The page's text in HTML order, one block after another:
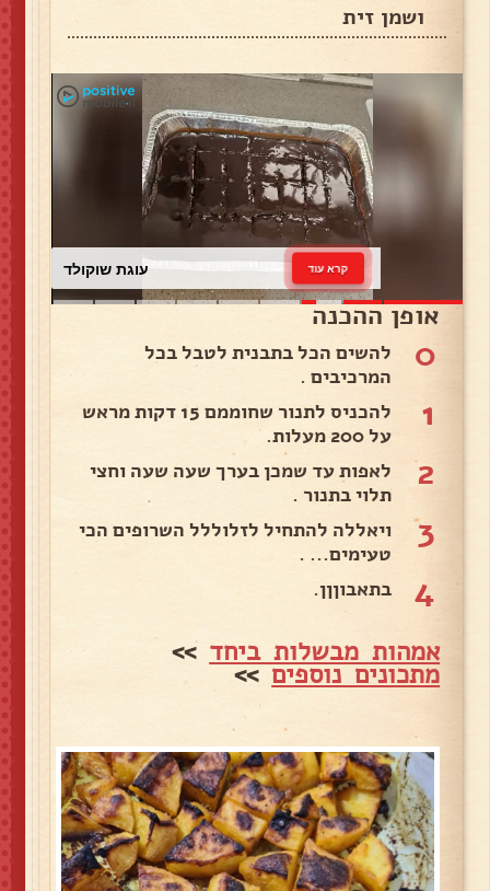
ושמן זית
עוגת שוקולד קרא עוד
אופן ההכנה
0
להשים הכל בתבנית לטבל בכל
המרכיבים .
1
להכניס לתנור שחוממם 15 דקות מראש
על 200 מעלות.
2
לאפות עד שמכן בערך שעה שעה וחצי
תלוי בתנור .
3
ויאללה להתחיל לזלוללל השרופים הכי
טעימים... .
4 בתאבוןןן.
אמהות מבשלות ביחד >>
מתכונים נוספים>>